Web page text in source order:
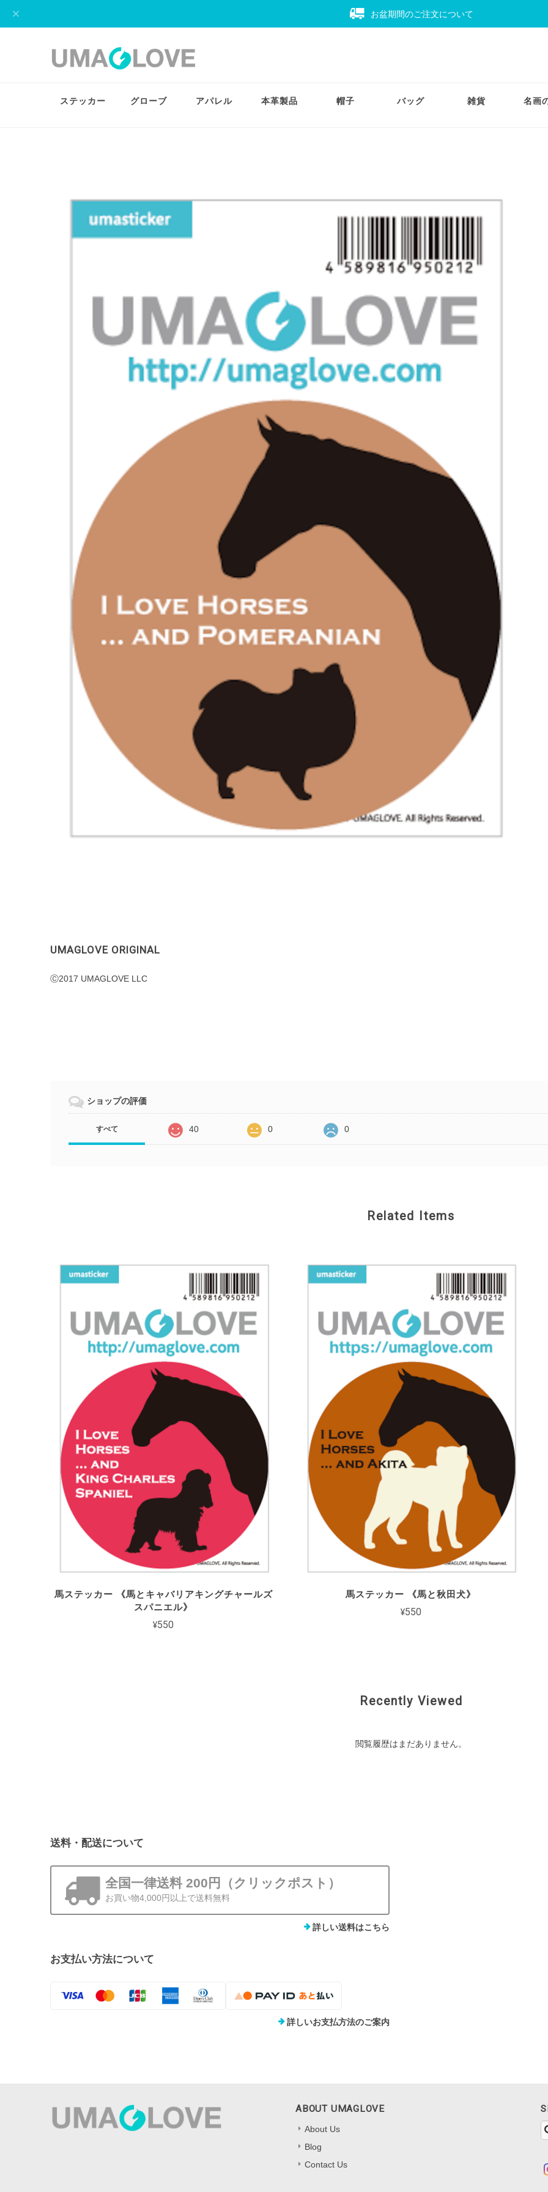
お盆期間のご注文について
ステッカー グローブ アパレル 本革製品 帽子 バッグ 雑貨 名画
UMAGLOVE ORIGINAL
Ⓒ2017 UMAGLOVE LLC
ショップの評価
すべて 40 0 0
Related Items
馬ステッカー 《馬とキャバリアキングチャールズ
スパニエル》
¥550
馬ステッカー 《馬と秋田犬》
¥550
Recently Viewed
閲覧履歴はまだありません。
送料・配送について
全国一律送料 200円（クリックポスト）
お買い物4,000円以上で送料無料
詳しい送料はこちら
お支払い方法について
詳しいお支払方法のご案内
ABOUT UMAGLOVE
About Us
Blog
Contact Us